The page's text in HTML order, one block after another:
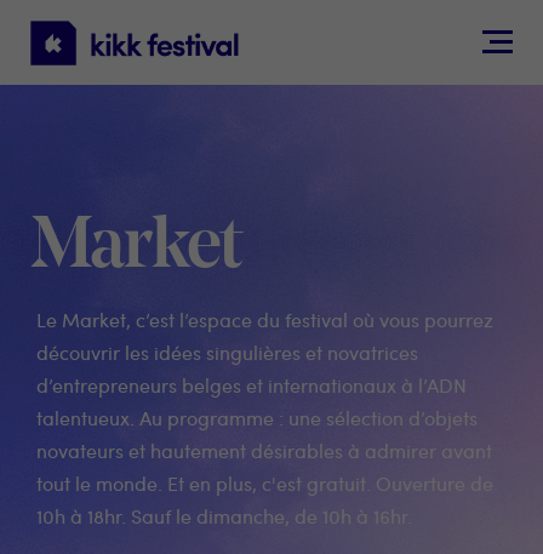
KIKK
Festival
Market
Le Market, c’est l’espace du festival où vous pourrez
découvrir les idées singulières et novatrices
d’entrepreneurs belges et internationaux à l’ADN
talentueux. Au programme : une sélection d’objets
novateurs et hautement désirables à admirer avant
tout le monde. Et en plus, c'est gratuit. Ouverture de
10h à 18hr. Sauf le dimanche, de 10h à 16hr.